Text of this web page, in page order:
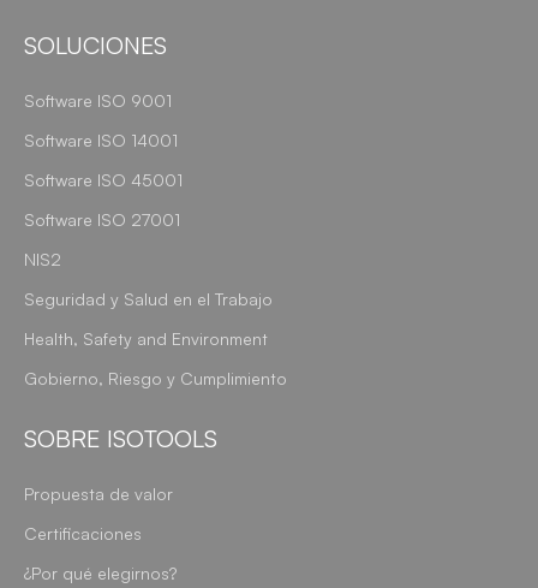
SOLUCIONES
Software ISO 9001
Software ISO 14001
Software ISO 45001
Software ISO 27001
NIS2
Seguridad y Salud en el Trabajo
Health, Safety and Environment
Gobierno, Riesgo y Cumplimiento
SOBRE ISOTOOLS
Propuesta de valor
Certificaciones
¿Por qué elegirnos?